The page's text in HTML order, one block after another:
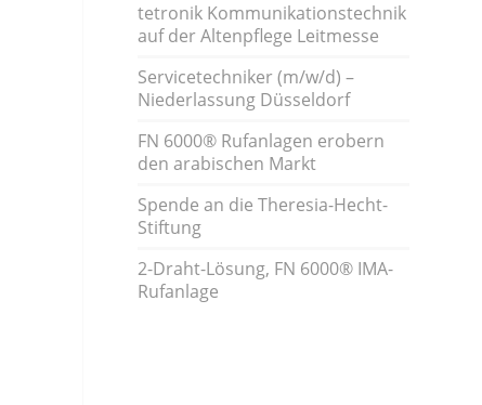
tetronik Kommunikationstechnik
auf der Altenpflege Leitmesse
Servicetechniker (m/w/d) –
Niederlassung Düsseldorf
FN 6000® Rufanlagen erobern
den arabischen Markt
Spende an die Theresia-Hecht-
Stiftung
2-Draht-Lösung, FN 6000® IMA-
Rufanlage